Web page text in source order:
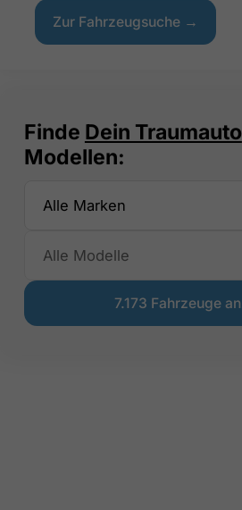
Zur Fahrzeugsuche →
Finde Dein Traumauto
Modellen: